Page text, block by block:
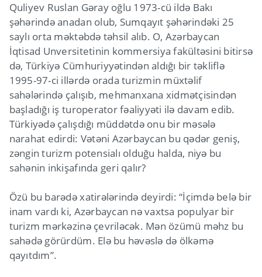
Quliyev Ruslan Gəray oğlu 1973-cü ildə Bakı
şəhərində anadan olub, Sumqayıt şəhərindəki 25
saylı orta məktəbdə təhsil alıb. O, Azərbaycan
İqtisad Unversitetinin kommersiya fakültəsini bitirsə
də, Türkiyə Cümhuriyyətindən aldığı bir təkliflə
1995-97-ci illərdə orada turizmin müxtəlif
sahələrində çalışıb, mehmanxana xidmətçisindən
başladığı iş turoperator fəaliyyəti ilə davam edib.
Türkiyədə çalışdığı müddətdə onu bir məsələ
narahat edirdi: Vətəni Azərbaycan bu qədər geniş,
zəngin turizm potensialı olduğu halda, niyə bu
sahənin inkişafında geri qalır?
Özü bu barədə xatirələrində deyirdi: “İçimdə belə bir
inam vardı ki, Azərbaycan nə vaxtsa populyar bir
turizm mərkəzinə çevriləcək. Mən özümü məhz bu
sahədə görürdüm. Elə bu həvəslə də ölkəmə
qayıtdım”.